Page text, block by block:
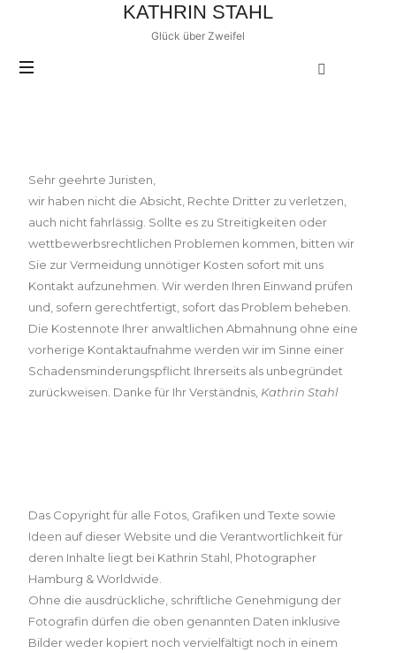
KATHRIN STAHL
Glück über Zweifel
Sehr geehrte Juristen,
wir haben nicht die Absicht, Rechte Dritter zu verletzen,
auch nicht fahrlässig. Sollte es zu Streitigkeiten oder
wettbewerbsrechtlichen Problemen kommen, bitten wir
Sie zur Vermeidung unnötiger Kosten sofort mit uns
Kontakt aufzunehmen. Wir werden Ihren Einwand prüfen
und, sofern gerechtfertigt, sofort das Problem beheben.
Die Kostennote Ihrer anwaltlichen Abmahnung ohne eine
vorherige Kontaktaufnahme werden wir im Sinne einer
Schadensminderungspflicht Ihrerseits als unbegründet
zurückweisen. Danke für Ihr Verständnis, Kathrin Stahl
Das Copyright für alle Fotos, Grafiken und Texte sowie
Ideen auf dieser Website und die Verantwortlichkeit für
deren Inhalte liegt bei Kathrin Stahl, Photographer
Hamburg & Worldwide.
Ohne die ausdrückliche, schriftliche Genehmigung der
Fotografin dürfen die oben genannten Daten inklusive
Bilder weder kopiert noch vervielfältigt noch in einem